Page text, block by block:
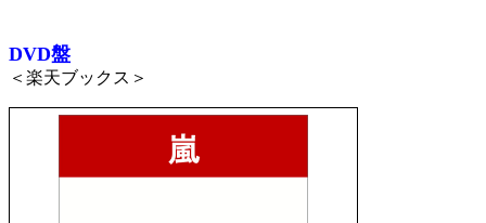
DVD盤
＜楽天ブックス＞